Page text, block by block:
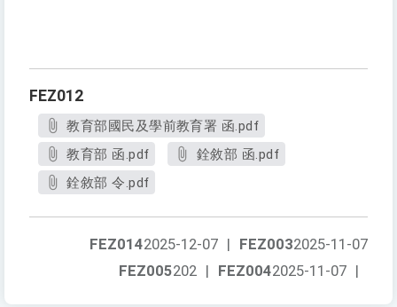
FEZ012
教育部國民及學前教育署 函.pdf
教育部 函.pdf
銓敘部 函.pdf
銓敘部 令.pdf
FEZ0032025-11-07
FEZ0142025-12-07 |
FEZ0042025-11-07 |
FEZ005202 |